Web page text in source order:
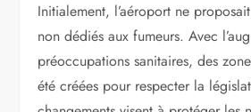
Initialement, l’aéroport ne
non dédiés aux fumeurs. Avec
préoccupations sanitaires, des
été créées pour respecter la